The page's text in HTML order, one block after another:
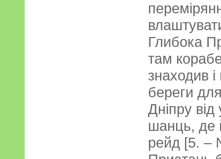
Глибока
там
знаходив
береги
Дніпру
шанць, де
рейд [5. –